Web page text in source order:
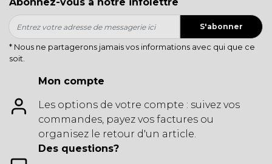
S'abonner
* Nous ne partagerons jamais vos informations avec qui que ce
soit.
Mon compte
Les options de votre compte : suivez vos
commandes, payez vos factures ou
organisez le retour d'un article.
Des questions?